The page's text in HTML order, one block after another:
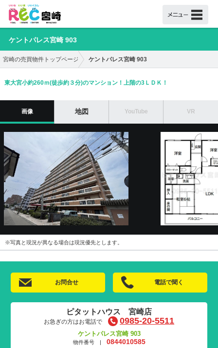
ケントパレス宮崎 903
宮崎の売買物件トップページ ケントパレス宮崎 903
東大宮小約260ｍ(徒歩約３分)のマンション！上階の3ＬＤＫ！
画像 地図 YouTube VR
※写真と現況が異なる場合は現況優先とします。
お問合せ 電話で聞く
ピタットハウス 宮崎店
お急ぎの方はお電話で 0985-20-5511
ケントパレス宮崎 903
物件番号 | 0844010585